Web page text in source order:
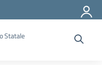
Statale